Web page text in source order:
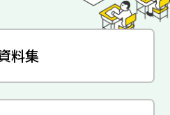
料集